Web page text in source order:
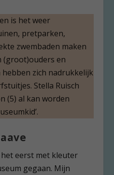
is het weer
pretparken,
zwembaden maken
(groot)ouders en
zich nadrukkelijk
Stella Ruisch
(5) al kan worden
eerst met kleuter
gegaan. Mijn